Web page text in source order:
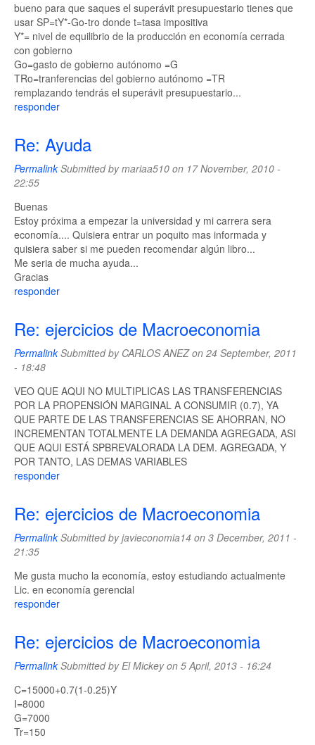
bueno para que saques el superávit presupuestario tienes que
usar SP=tY*-Go-tro donde t=tasa impositiva
Y*= nivel de equilibrio de la producción en economía cerrada
con gobierno
Go=gasto de gobierno autónomo =G
TRo=tranferencias del gobierno autónomo =TR
remplazando tendrás el superávit presupuestario...
responder
Re: Ayuda
PermalinkSubmitted bymariaa510 on 17 November, 2010 -
22:55
Buenas
Estoy próxima a empezar la universidad y mi carrera sera
economía.... Quisiera entrar un poquito mas informada y
quisiera saber si me pueden recomendar algún libro...
Me seria de mucha ayuda...
Gracias
responder
Re: ejercicios de Macroeconomia
PermalinkSubmitted by CARLOS ANEZon 24 September, 2011
- 18:48
VEO QUE AQUI NO MULTIPLICAS LAS TRANSFERENCIAS
POR LA PROPENSIÓN MARGINAL A CONSUMIR (0.7), YA
QUE PARTE DE LAS TRANSFERENCIAS SE AHORRAN, NO
INCREMENTAN TOTALMENTE LA DEMANDA AGREGADA, ASI
QUE AQUI ESTÁ SPBREVALORADA LA DEM. AGREGADA, Y
POR TANTO, LAS DEMAS VARIABLES
responder
Re: ejercicios de Macroeconomia
PermalinkSubmitted byjavieconomia14 on 3 December, 2011 -
21:35
Me gusta mucho la economía, estoy estudiando actualmente
Lic. en economía gerencial
responder
Re: ejercicios de Macroeconomia
PermalinkSubmitted byEl Mickeyon 5 April, 2013 - 16:24
C=15000+0.7(1-0.25)Y
I=8000
G=7000
Tr=150